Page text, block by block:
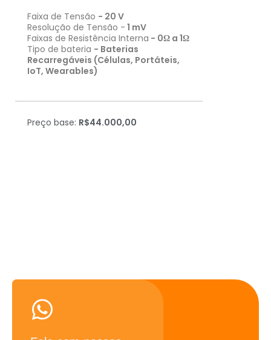
Faixa de Tensão - 20 V
Resolução de Tensão - 1 mV
Faixas de Resistência Interna - 0Ω a 1Ω
Tipo de bateria - Baterias
Recarregáveis (Células, Portáteis,
IoT, Wearables)
Preço base: R$44.000,00